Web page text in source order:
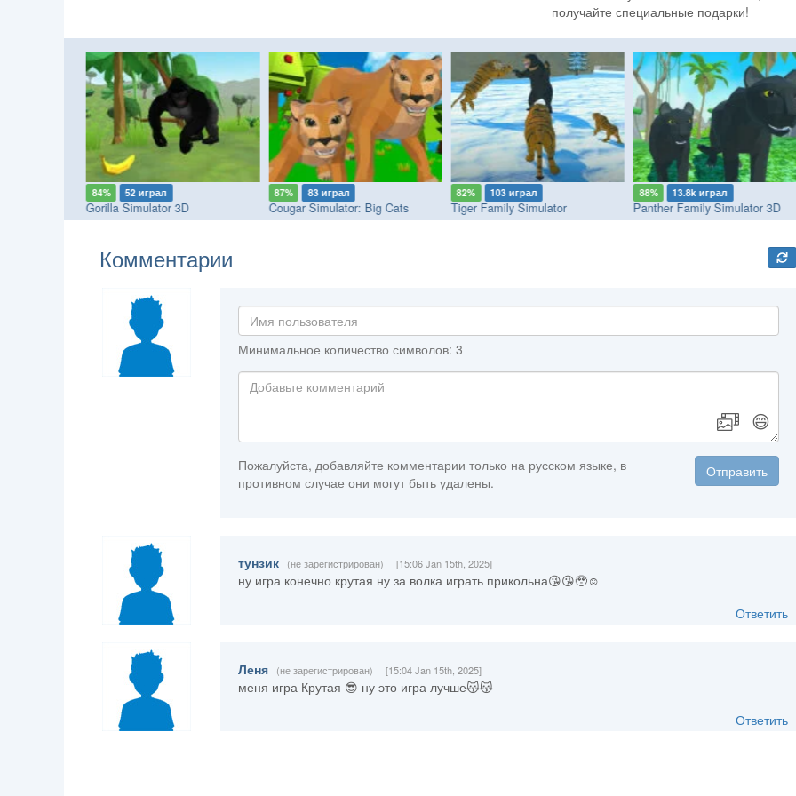
получайте специальные подарки!
84% 52 играл
Gorilla Simulator 3D
87% 83 играл
Cougar Simulator: Big Cats
82% 103 играл
Tiger Family Simulator
88% 13.8k играл
Panther Family Simulator 3D
Комментарии
Минимальное количество символов: 3
😄
Отправить
Пожалуйста, добавляйте комментарии только на русском языке, в
противном случае они могут быть удалены.
тунзик (не зарегистрирован) [15:06 Jan 15th, 2025]
ну игра конечно крутая ну за волка играть прикольна😘😘🥹☺️
Ответить
Леня (не зарегистрирован) [15:04 Jan 15th, 2025]
меня игра Крутая 😎 ну это игра лучше😽😽
Ответить